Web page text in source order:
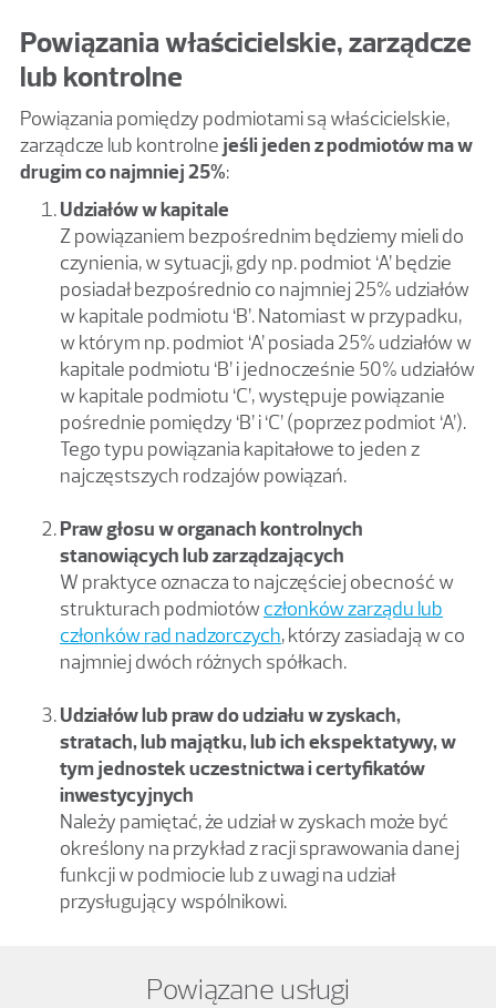
Powiązania właścicielskie, zarządcze
lub kontrolne
Powiązania pomiędzy podmiotami są właścicielskie,
zarządcze lub kontrolne jeśli jeden z podmiotów ma w
drugim co najmniej 25%:
Udziałów w kapitale
Z powiązaniem bezpośrednim będziemy mieli do
czynienia, w sytuacji, gdy np. podmiot ‘A’ będzie
posiadał bezpośrednio co najmniej 25% udziałów
w kapitale podmiotu ‘B’. Natomiast w przypadku,
w którym np. podmiot ‘A’ posiada 25% udziałów w
kapitale podmiotu ‘B’ i jednocześnie 50% udziałów
w kapitale podmiotu ‘C’, występuje powiązanie
pośrednie pomiędzy ‘B’ i ‘C’ (poprzez podmiot ‘A’).
Tego typu powiązania kapitałowe to jeden z
najczęstszych rodzajów powiązań.
Praw głosu w organach kontrolnych
stanowiących lub zarządzających
W praktyce oznacza to najczęściej obecność w
strukturach podmiotówczłonków zarządu lub
członków rad nadzorczych, którzy zasiadają w co
najmniej dwóch różnych spółkach.
Udziałów lub praw do udziału w zyskach,
stratach, lub majątku, lub ich ekspektatywy, w
tym jednostek uczestnictwa i certyfikatów
inwestycyjnych
Należy pamiętać, że udział w zyskach może być
określony na przykład z racji sprawowania danej
funkcji w podmiocie lub z uwagi na udział
przysługujący wspólnikowi.
Powiązane usługi